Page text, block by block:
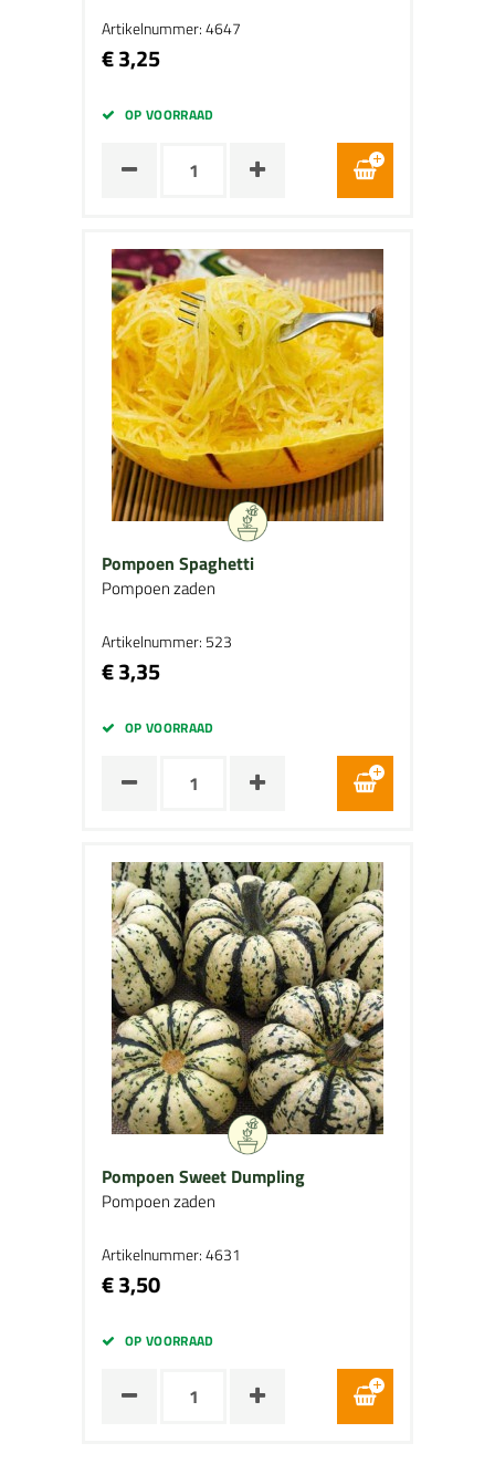
Artikelnummer: 4647
€ 3,25
OP VOORRAAD
Pompoen Spaghetti
Pompoen zaden
Artikelnummer: 523
€ 3,35
OP VOORRAAD
Pompoen Sweet Dumpling
Pompoen zaden
Artikelnummer: 4631
€ 3,50
OP VOORRAAD